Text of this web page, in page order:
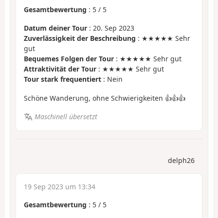
Gesamtbewertung : 5 / 5
Datum deiner Tour : 20. Sep 2023
Zuverlässigkeit der Beschreibung : ★★★★★ Sehr
gut
Bequemes Folgen der Tour : ★★★★★ Sehr gut
Attraktivität der Tour : ★★★★★ Sehr gut
Tour stark frequentiert : Nein
Schöne Wanderung, ohne Schwierigkeiten 👍👍👍
Maschinell übersetzt
delph26
19 Sep 2023 um 13:34
Gesamtbewertung : 5 / 5